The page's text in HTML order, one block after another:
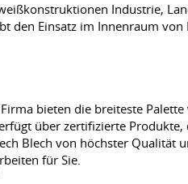
Industrie,
den Einsatz im Innenraum von
bieten die breiteste
über zertifizierte
Blech von höchster Qualität
für Sie.